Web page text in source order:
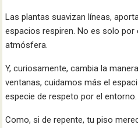
Las plantas suavizan líneas,
espacios respiren. No es solo
atmósfera.
Y, curiosamente, cambia la
ventanas, cuidamos más el
especie de respeto por el entorno.
Como, si de repente, tu piso